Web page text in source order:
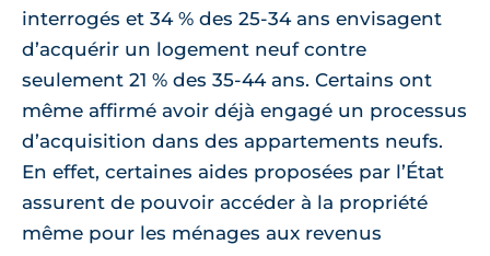
interrogés et 34 % des 25-34 ans envisagent
d’acquérir un logement neuf contre
seulement 21 % des 35-44 ans. Certains ont
même affirmé avoir déjà engagé un processus
d’acquisition dans des appartements neufs.
En effet, certaines aides proposées par l’État
assurent de pouvoir accéder à la propriété
même pour les ménages aux revenus